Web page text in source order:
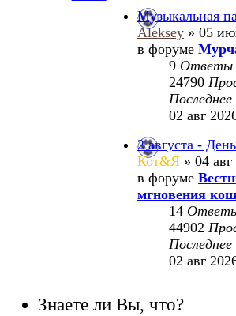
Музыкальная
Aleksey » 05
в форуме
9 Ответы
24790
02 авг
2 августа -
Кот&Я » 04
в форуме
мгновения
14
44902
02 авг
Знаете ли Вы, что?